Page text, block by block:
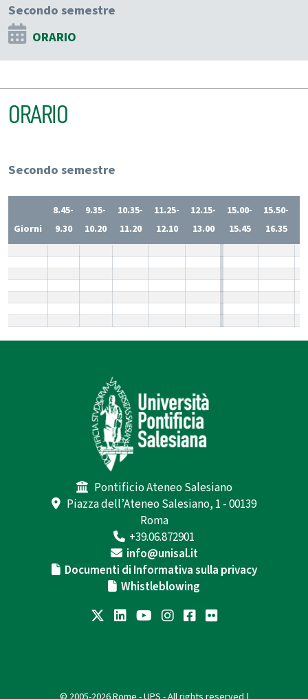
Secondo semestre
ORARIO
ORARIO
Secondo semestre
Giorni
8.45-
9.30
9.35-
10.20
10.35-
11.20
11.25-
12.10
12.15-
13.00
15.00-
15.45
15.50-
16.35
Pontificio Ateneo Salesiano
Piazza dell’Ateneo Salesiano, 1 - 00139
Roma
+39.06.872901
info@unisal.it
Documenti di Informativa sulla privacy
Whistleblowing